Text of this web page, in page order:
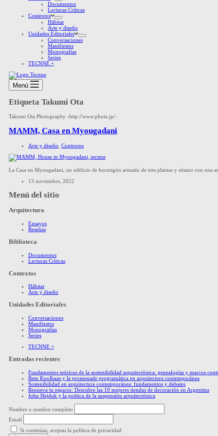
Documentos
Lecturas Críticas
Contextos
Hábitat
Arte y diseño
Unidades Editoriales
Conversaciones
Manifiestos
Monografías
Series
TECNNE +
Menú
Etiqueta Takumi Ota
Takumi Ota Photography -http://www.phota.jp/-
MAMM, Casa en Myougadani
Arte y diseño Contextos
La Casa en Myougadani, un edificio de hormigón armado de tres plantas y sótano con una
13 noviembre, 2022
Menú del sitio
Arquitectura
Ensayos
Reseñas
Biblioteca
Documentos
Lecturas Críticas
Contextos
Hábitat
Arte y diseño
Unidades Editoriales
Conversaciones
Manifiestos
Monografías
Series
TECNNE +
Entradas recientes
Fundamentos teóricos de la sostenibilidad arquitectónica: genealogías y marcos
Rem Koolhaas y la promenade programática en arquitectura contemporánea
Sostenibilidad en arquitectura contemporánea: fundamentos y debates
Renueva tu espacio: Descubre las 10 mejores tiendas de decoración en Argentina
John Hejduk y la poética de la suspensión arquitectónica
Nombre o nombre completo
Email
Si continúas, aceptas la política de privacidad